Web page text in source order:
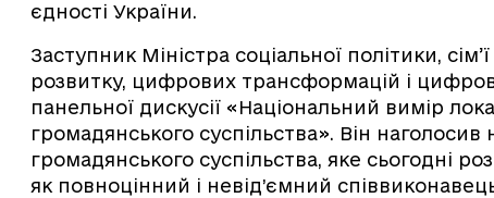
єдності України.
Заступник Міністра соціальної політики,
розвитку, цифрових трансформацій і
панельної дискусії «Національний вимір
громадянського суспільства». Він
громадянського суспільства, яке сьогодні
як повноцінний і невід’ємний